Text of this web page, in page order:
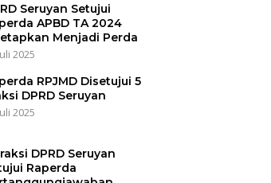
Seruyan Setujui
APBD TA 2024
Menjadi Perda
2025
RPJMD Disetujui 5
DPRD Seruyan
2025
DPRD Seruyan
Raperda